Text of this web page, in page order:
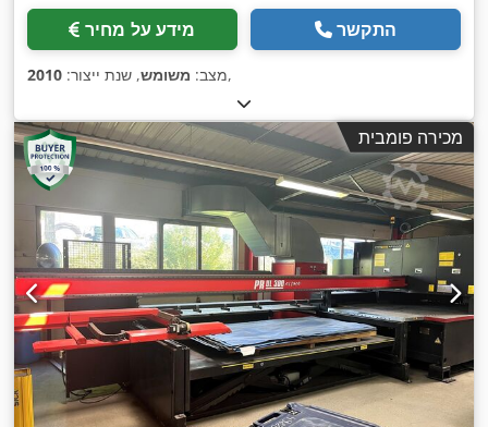
מידע על מחיר התקשר
מצב: משומש, שנת ייצור: 2010 ,
מכירה פומבית